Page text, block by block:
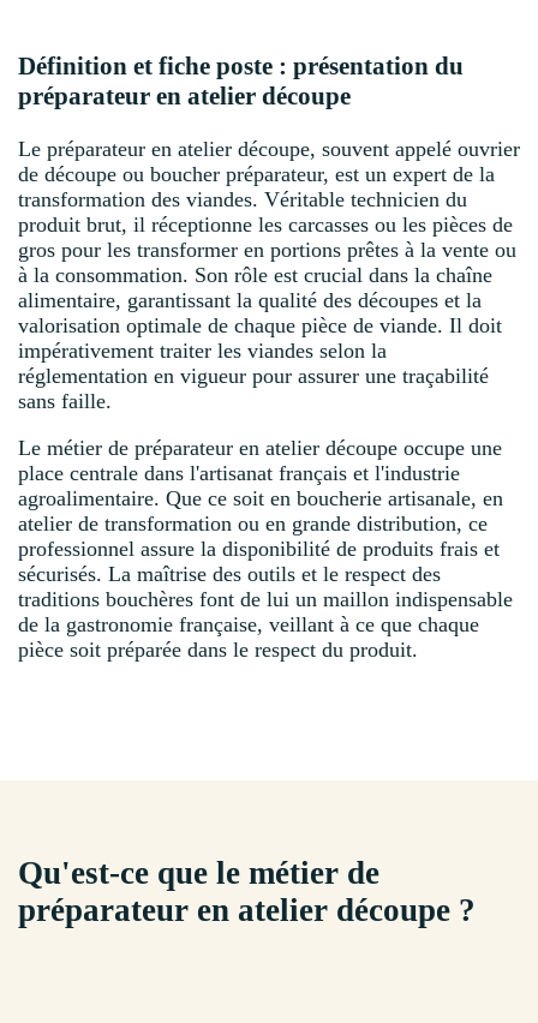
Définition et fiche poste : présentation du
préparateur en atelier découpe
Le préparateur en atelier découpe, souvent appelé ouvrier
de découpe ou boucher préparateur, est un expert de la
transformation des viandes. Véritable technicien du
produit brut, il réceptionne les carcasses ou les pièces de
gros pour les transformer en portions prêtes à la vente ou
à la consommation. Son rôle est crucial dans la chaîne
alimentaire, garantissant la qualité des découpes et la
valorisation optimale de chaque pièce de viande. Il doit
impérativement traiter les viandes selon la
réglementation en vigueur pour assurer une traçabilité
sans faille.
Le métier de préparateur en atelier découpe occupe une
place centrale dans l'artisanat français et l'industrie
agroalimentaire. Que ce soit en boucherie artisanale, en
atelier de transformation ou en grande distribution, ce
professionnel assure la disponibilité de produits frais et
sécurisés. La maîtrise des outils et le respect des
traditions bouchères font de lui un maillon indispensable
de la gastronomie française, veillant à ce que chaque
pièce soit préparée dans le respect du produit.
Qu'est-ce que le métier de
préparateur en atelier découpe ?